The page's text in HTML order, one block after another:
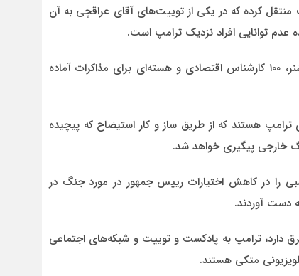
کرده که در یکی از توییت‌های آقای عراقچی به آن
عدم توانایی افراد نزدیک ترامپ است.
وی بیان کرد: الان حتی صحبت از این است که ویتکاف و کوشنر، ۱۰۰ کارشناس اقتصادی و هسته‌ای برای مذاکرات آماده
ترامپ هستند که از طریق ساز و کار استیضاح که پیچیده
خارجی پیگیری خواهد شد.
را در کاهش اختیارات رییس جمهور در مورد جنگ در
دست آوردند.
دارد، ترامپ به پادکست و توییت و شبکه‌های اجتماعی
متکی هستند.